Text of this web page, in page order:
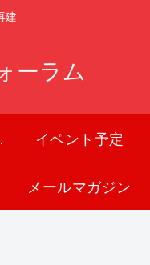
建
ーラム
ネル イベント予定
メールマガジン